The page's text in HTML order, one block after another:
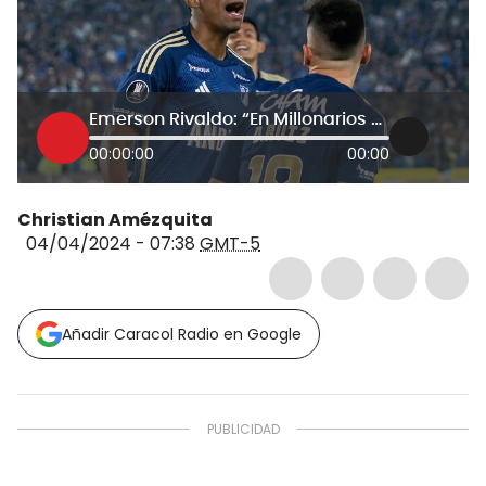
Emerson Rivaldo: “En Millonarios uno se siente como en casa, es alegría por todos lados”
00:00:00 00:00
Christian Amézquita
04/04/2024 - 07:38 GMT-5
Añadir Caracol Radio en Google